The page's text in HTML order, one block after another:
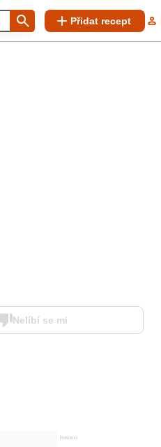
Přidat recept
Nelíbí se mi
Reklama